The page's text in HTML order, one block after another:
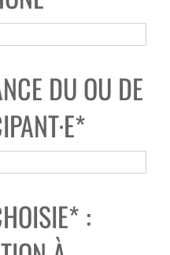
DU OU DE
: